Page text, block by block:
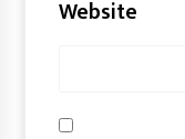
Website